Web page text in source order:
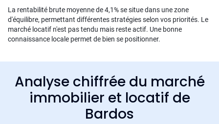
La rentabilité brute moyenne de 4,1% se situe dans une zone
d'équilibre, permettant différentes stratégies selon vos priorités. Le
marché locatif n'est pas tendu mais reste actif. Une bonne
connaissance locale permet de bien se positionner.
Analyse chiffrée du marché
immobilier et locatif de
Bardos